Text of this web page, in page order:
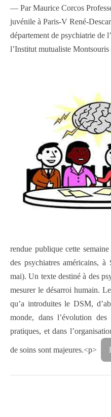
— Par Maurice Corcos
juvénile à Paris-V René-
département de psychiatrie de
l’Institut mutualiste
rendue publique cette
des psychiatres américains,
mai). Un texte destiné à des
mesurer le désarroi humain.
qu’a introduites le DSM,
monde, dans l’évolution des
pratiques, et dans
de soins sont majeures.<p>